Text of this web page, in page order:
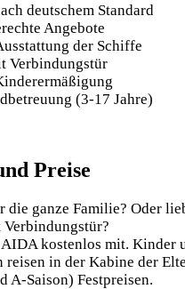
deutschem Standard
Angebote
der Schiffe
Verbindungstür
(3-17 Jahre)
Preise
die ganze Familie? Oder
kostenlos mit. Kinder
reisen in der Kabine der
A-Saison) Festpreisen.